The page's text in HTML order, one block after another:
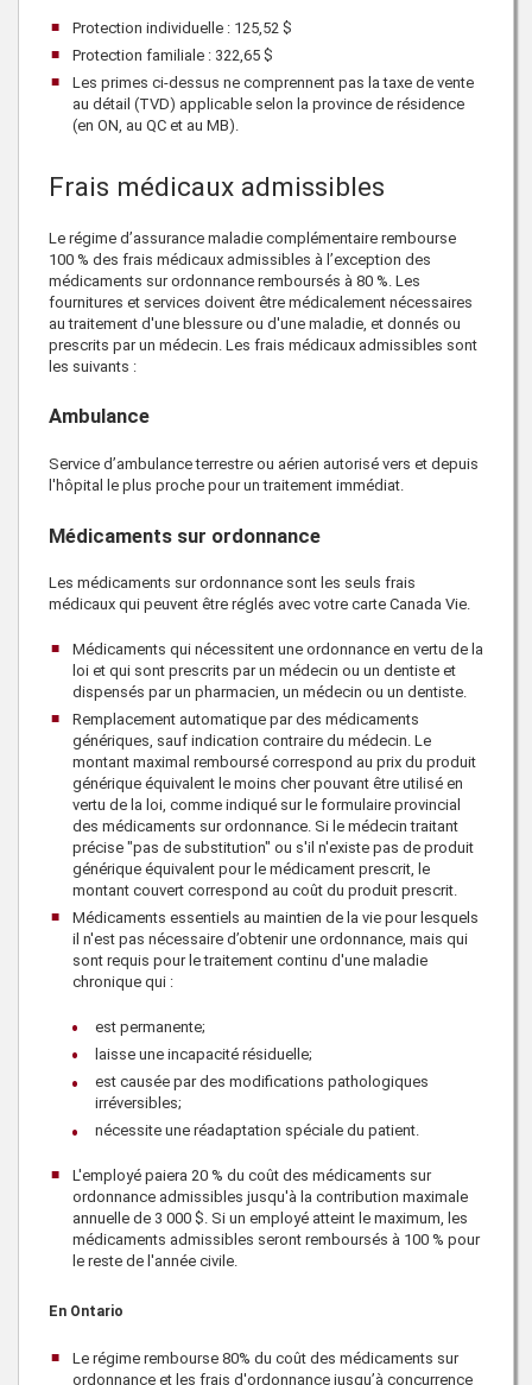
Protection individuelle : 125,52 $
Protection familiale : 322,65 $
Les primes ci-dessus ne comprennent pas la taxe de vente
au détail (TVD) applicable selon la province de résidence
(en ON, au QC et au MB).
Frais médicaux admissibles
Le régime d’assurance maladie complémentaire rembourse
100 % des frais médicaux admissibles à l’exception des
médicaments sur ordonnance remboursés à 80 % . Les
fournitures et services doivent être médicalement nécessaires
au traitement d'une blessure ou d'une maladie, et donnés ou
prescrits par un médecin. Les frais médicaux admissibles sont
les suivants :
Ambulance
Service d’ambulance terrestre ou aérien autorisé vers et depuis
l'hôpital le plus proche pour un traitement immédiat.
Médicaments sur ordonnance
Les médicaments sur ordonnance sont les seuls frais
médicaux qui peuvent être réglés avec votre carte Canada Vie.
Médicaments qui nécessitent une ordonnance en vertu de la
loi et qui sont prescrits par un médecin ou un dentiste et
dispensés par un pharmacien, un médecin ou un dentiste.
Remplacement automatique par des médicaments
génériques, sauf indication contraire du médecin. Le
montant maximal remboursé correspond au prix du produit
générique équivalent le moins cher pouvant être utilisé en
vertu de la loi, comme indiqué sur le formulaire provincial
des médicaments sur ordonnance. Si le médecin traitant
précise "pas de substitution" ou s'il n'existe pas de produit
générique équivalent pour le médicament prescrit, le
montant couvert correspond au coût du produit prescrit.
Médicaments essentiels au maintien de la vie pour lesquels
il n'est pas nécessaire d’obtenir une ordonnance, mais qui
sont requis pour le traitement continu d'une maladie
chronique qui :
est permanente;
laisse une incapacité résiduelle;
est causée par des modifications pathologiques
irréversibles;
nécessite une réadaptation spéciale du patient.
L'employé paiera 20 % du coût des médicaments sur
ordonnance admissibles jusqu'à la contribution maximale
annuelle de 3 000 $. Si un employé atteint le maximum, les
médicaments admissibles seront remboursés à 100 % pour
le reste de l'année civile.
En Ontario
Le régime rembourse 80% du coût des médicaments sur
ordonnance et les frais d'ordonnance jusqu’à concurrence